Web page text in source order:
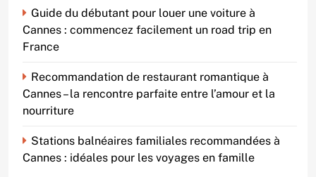
Guide du débutant pour louer une voiture à
Cannes : commencez facilement un road trip en
France
Recommandation de restaurant romantique à
Cannes – la rencontre parfaite entre l’amour et la
nourriture
Stations balnéaires familiales recommandées à
Cannes : idéales pour les voyages en famille